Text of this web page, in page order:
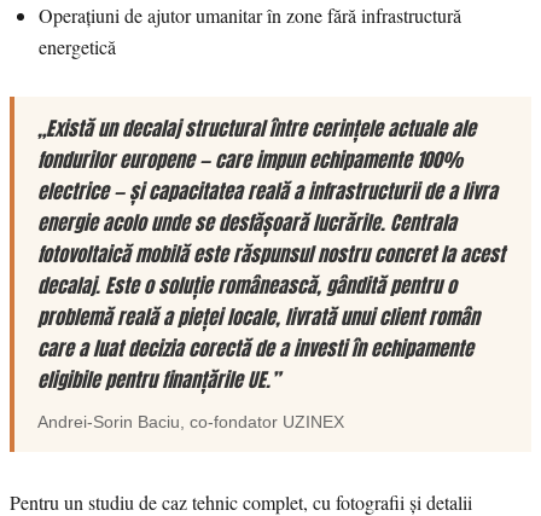
Operațiuni de ajutor umanitar în zone fără infrastructură
energetică
„Există un decalaj structural între cerințele actuale ale
fondurilor europene — care impun echipamente 100%
electrice — și capacitatea reală a infrastructurii de a livra
energie acolo unde se desfășoară lucrările. Centrala
fotovoltaică mobilă este răspunsul nostru concret la acest
decalaj. Este o soluție românească, gândită pentru o
problemă reală a pieței locale, livrată unui client român
care a luat decizia corectă de a investi în echipamente
eligibile pentru finanțările UE.”
Andrei-Sorin Baciu, co-fondator UZINEX
Pentru un studiu de caz tehnic complet, cu fotografii și detalii